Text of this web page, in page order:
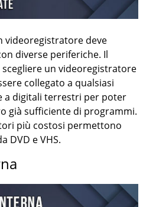
videoregistratore deve
diverse periferiche. Il
un videoregistratore
collegato a qualsiasi
a digitali terrestri per poter
già sufficiente di programmi.
più costosi permettono
DVD e VHS.